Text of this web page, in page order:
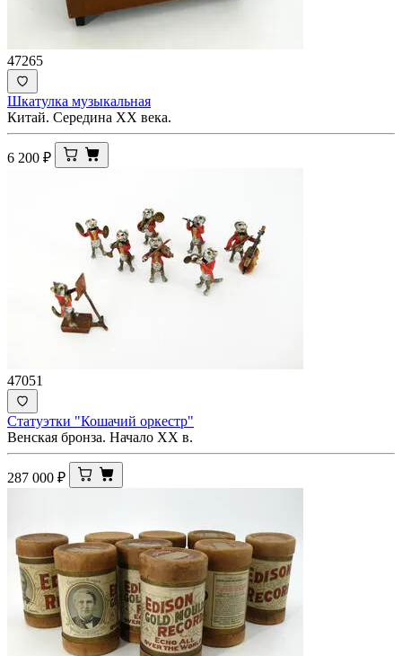
47265
Шкатулка музыкальная
Китай. Середина ХХ века.
6 200 ₽
47051
Статуэтки "Кошачий оркестр"
Венская бронза. Начало ХХ в.
287 000 ₽